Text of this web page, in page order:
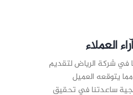
آراء العملاء
في شركة الرياض لتقديم
يتوقعه العميل
ساعدتنا في تحقيق